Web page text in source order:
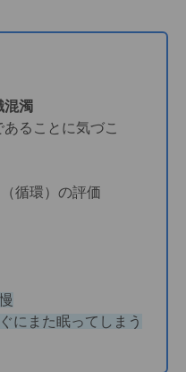
混濁
あることに気づこ
循環）の評価
にまた眠ってしまう